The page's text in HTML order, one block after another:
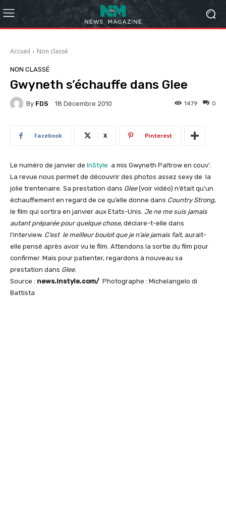
Accueil Non classé
NON CLASSÉ
Gwyneth s’échauffe dans Glee
By FDS 18 Décembre 2010 0
1479
Facebook X Pinterest
Le numéro de janvier de InStyle a mis Gwyneth Paltrow en couv’.
La revue nous permet de découvrir des photos assez sexy de la
jolie trentenaire. Sa prestation dans Glee(voir vidéo) n’était qu’un
échauffement en regard de ce qu’elle donne dans Country Strong,
le film qui sortira en janvier aux Etats-Unis. Je ne me suis jamais
autant préparée pour quelque chose, déclare-t-elle dans
l’interview. C’est le meilleur boulot que je n’aie jamais fait, aurait-
elle pensé après avoir vu le film. Attendons la sortie du film pour
confirmer. Mais pour patienter, regardons à nouveau sa
prestation dans Glee.
Source : news.instyle.com/ Photographe : Michelangelo di
Battista